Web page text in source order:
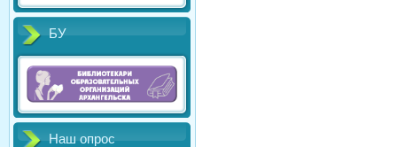
БУ
Наш опрос